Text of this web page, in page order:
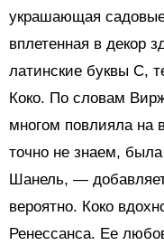
украшающая
вплетенная в декор
латинские буквы С,
Коко. По словам
многом повлияла
точно не знаем,
Шанель, —
вероятно. Коко
Ренессанса. Ее